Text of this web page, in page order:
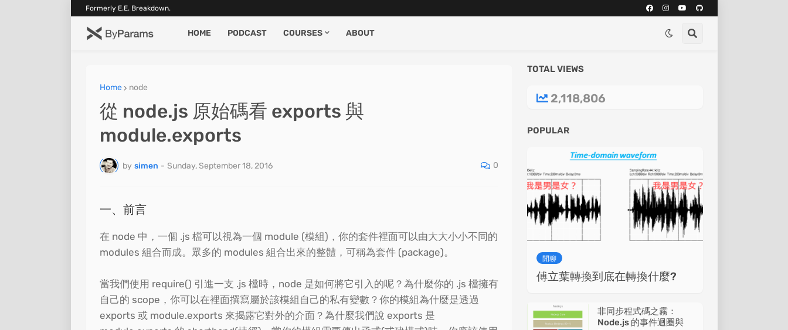
Formerly E.E. Breakdown.
HOME PODCAST COURSES ABOUT
Home node
從 node.js 原始碼看 exports 與
module.exports
by simen - Sunday, September 18, 2016 0
一、前言
在 node 中，一個 .js 檔可以視為一個 module (模組)，你的套件裡面可以由大大小小不同的
modules 組合而成。眾多的 modules 組合出來的整體，可稱為套件 (package)。
當我們使用 require() 引進一支 .js 檔時，node 是如何將它引入的呢？為什麼你的 .js 檔擁有
自己的 scope，你可以在裡面撰寫屬於該模組自己的私有變數？你的模組為什麼是透過
exports 或 module.exports 來揭露它對外的介面？為什麼我們說 exports 是
TOTAL VIEWS
2,118,806
POPULAR
閒聊
傅立葉轉換到底在轉換什麼?
非同步程式碼之霧：
Node.js 的事件迴圈與